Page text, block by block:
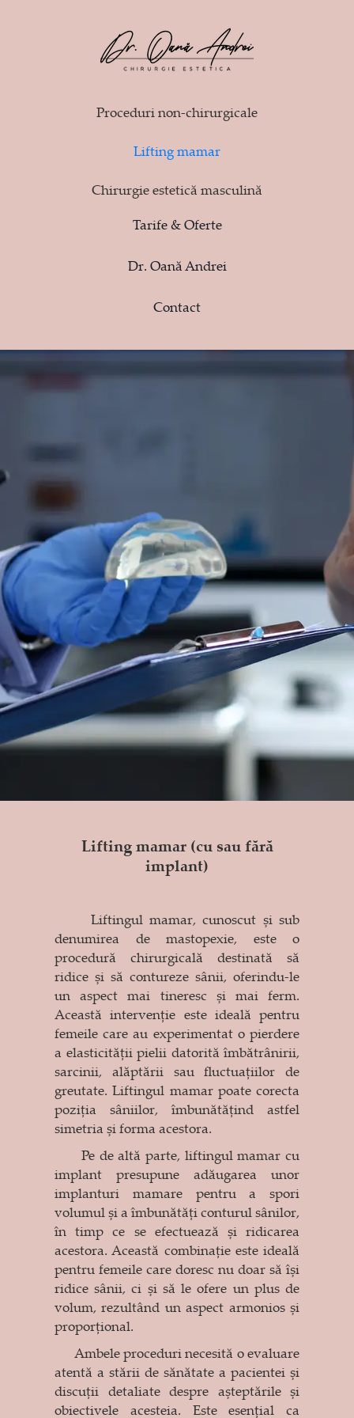
Lifting mamar (cu sau fără
implant)
Liftingul mamar, cunoscut și sub
denumirea de mastopexie, este o
procedură chirurgicală destinată să
ridice și să contureze sânii, oferindu-le
un aspect mai tineresc și mai ferm.
Această intervenție este ideală pentru
femeile care au experimentat o pierdere
a elasticității pielii datorită îmbătrânirii,
sarcinii, alăptării sau fluctuațiilor de
greutate. Liftingul mamar poate corecta
poziția sâniilor, îmbunătățind astfel
simetria și forma acestora.
Pe de altă parte, liftingul mamar cu
implant presupune adăugarea unor
implanturi mamare pentru a spori
volumul și a îmbunătăți conturul sânilor,
în timp ce se efectuează și ridicarea
acestora. Această combinație este ideală
pentru femeile care doresc nu doar să își
ridice sânii, ci și să le ofere un plus de
volum, rezultând un aspect armonios și
proporțional.
Ambele proceduri necesită o evaluare
atentă a stării de sănătate a pacientei și
discuții detaliate despre așteptările și
obiectivele acesteia. Este esențial ca
Proceduri non-chirurgicale
Lifting mamar
Chirurgie estetică masculină
Tarife & Oferte
Dr. Oană Andrei
Contact